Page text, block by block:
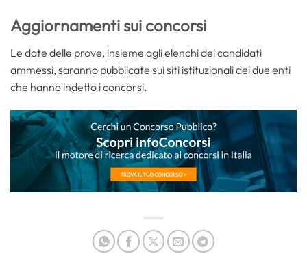
Aggiornamenti sui concorsi
Le date delle prove, insieme agli elenchi dei candidati
ammessi, saranno pubblicate sui siti istituzionali dei due enti
che hanno indetto i concorsi.